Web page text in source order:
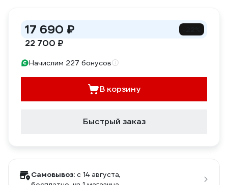
17 690 ₽
22 700 ₽
Начислим 227 бонусов
В корзину
Быстрый заказ
Самовывоз: c 14 августа,